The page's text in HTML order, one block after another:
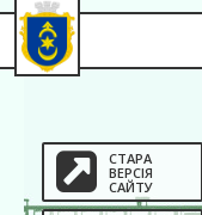
СТАРА
ВЕРСІЯ
САЙТУ